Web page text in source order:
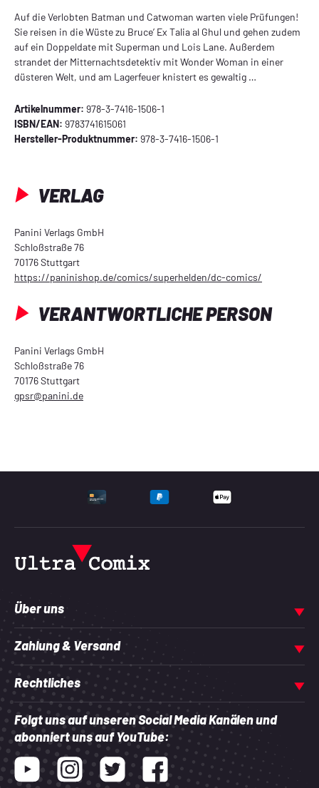
Auf die Verlobten Batman und Catwoman warten viele Prüfungen!
Sie reisen in die Wüste zu Bruce’ Ex Talia al Ghul und gehen zudem
auf ein Doppeldate mit Superman und Lois Lane. Außerdem
strandet der Mitternachtsdetektiv mit Wonder Woman in einer
düsteren Welt, und am Lagerfeuer knistert es gewaltig …
Artikelnummer: 978-3-7416-1506-1
ISBN/EAN: 9783741615061
Hersteller-Produktnummer: 978-3-7416-1506-1
VERLAG
Panini Verlags GmbH
Schloßstraße 76
70176 Stuttgart
https://paninishop.de/comics/superhelden/dc-comics/
VERANTWORTLICHE PERSON
Panini Verlags GmbH
Schloßstraße 76
70176 Stuttgart
gpsr@panini.de
UNTERSTÜTZTE
Über uns
Zahlung & Versand
Rechtliches
Folgt uns auf unseren Social Media Kanälen und
abonniert uns auf YouTube:
Youtube InstagramTwitter Facebook